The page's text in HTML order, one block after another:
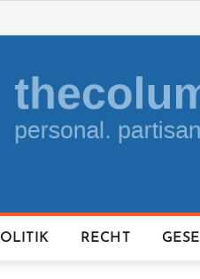
RECHT